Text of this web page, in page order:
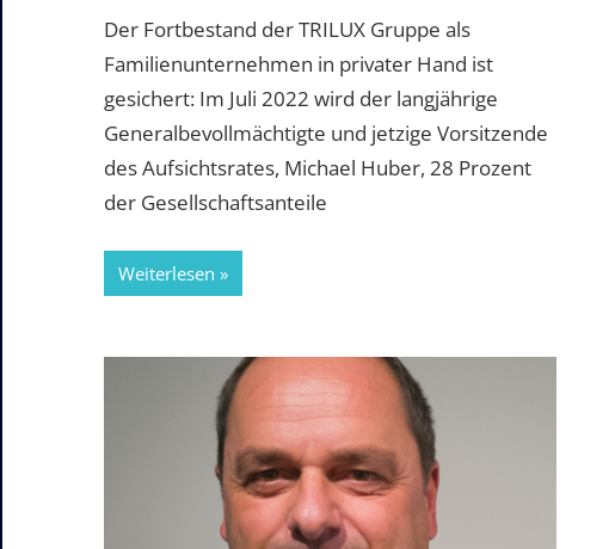
Der Fortbestand der TRILUX Gruppe als
Familienunternehmen in privater Hand ist
gesichert: Im Juli 2022 wird der langjährige
Generalbevollmächtigte und jetzige Vorsitzende
des Aufsichtsrates, Michael Huber, 28 Prozent
der Gesellschaftsanteile
Weiterlesen